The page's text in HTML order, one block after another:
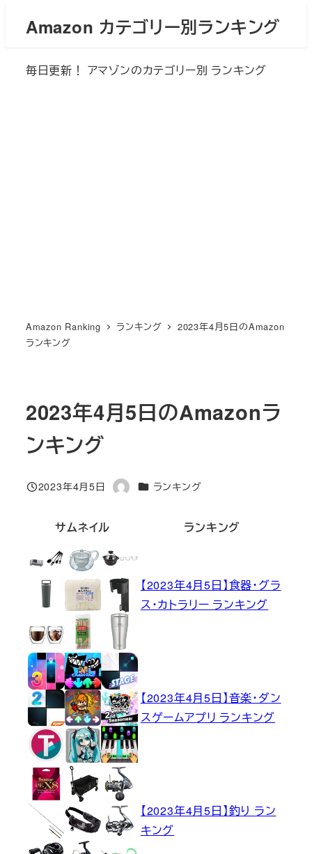
Amazon カテゴリー別ランキング
毎日更新！ アマゾンのカテゴリー別 ランキング
Amazon Ranking ランキング
2023年4月5日のAmazon
ランキング
2023年4月5日のAmazonラ
ンキング
投稿日
2023年4月5日
著
カテゴリー
ランキング
サムネイル ランキング
【2023年4月5日】食器・グラ
ス・カトラリー ランキング
【2023年4月5日】音楽・ダン
スゲームアプリ ランキング
【2023年4月5日】釣り ラン
キング